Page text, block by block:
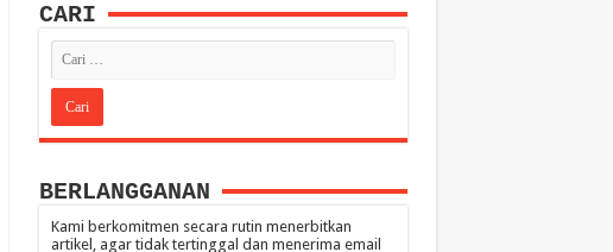
CARI
BERLANGGANAN
Kami berkomitmen secara rutin menerbitkan
artikel, agar tidak tertinggal dan menerima email